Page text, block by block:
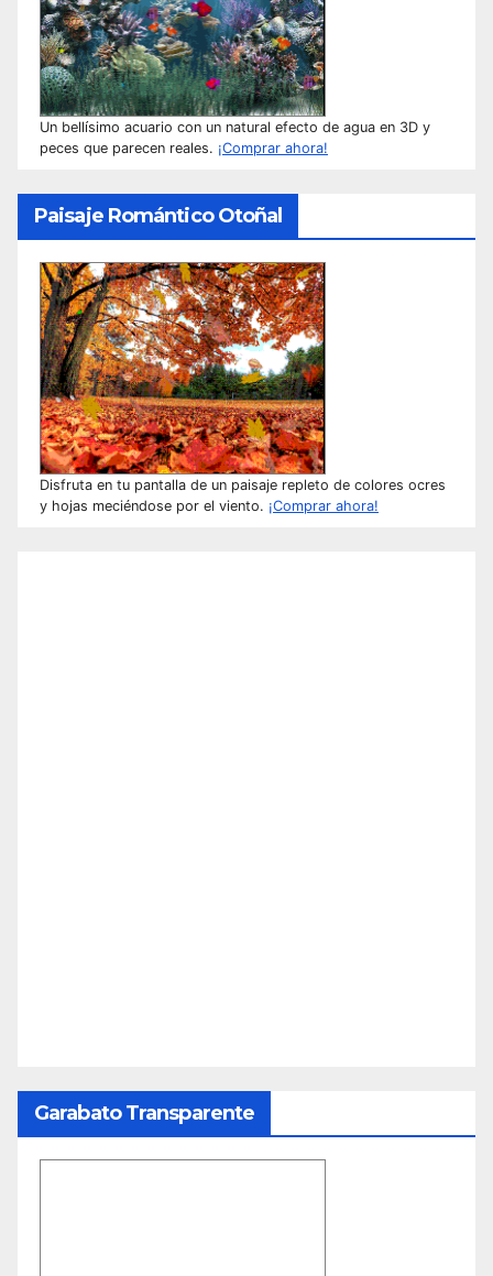
Un bellísimo acuario con un natural efecto de agua en 3D y
peces que parecen reales. ¡Comprar ahora!
Paisaje Romántico Otoñal
Disfruta en tu pantalla de un paisaje repleto de colores ocres
y hojas meciéndose por el viento. ¡Comprar ahora!
Garabato Transparente